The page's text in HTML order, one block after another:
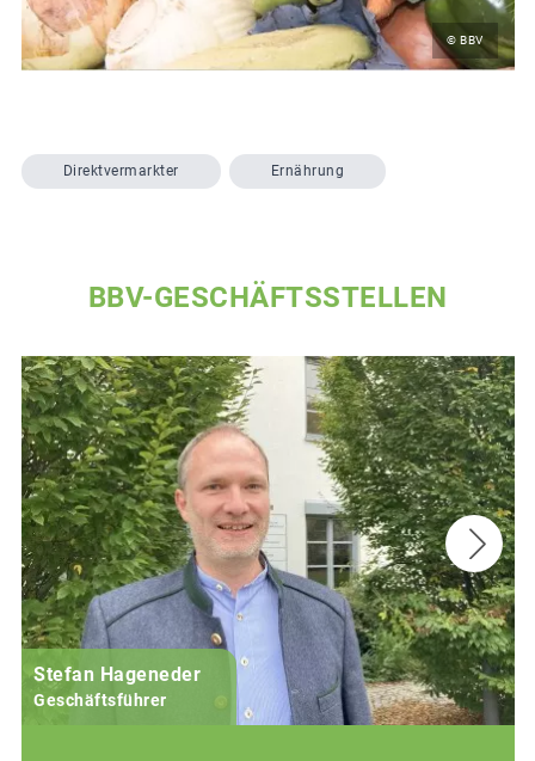
© BBV
Direktvermarkter Ernährung
BBV-GESCHÄFTSSTELLEN
Stefan Hageneder
Geschäftsführer